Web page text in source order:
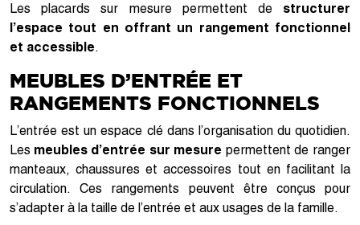
Les placards sur mesure permettent de structurer
l’espace tout en offrant un rangement fonctionnel
et accessible.
MEUBLES D’ENTRÉE ET
RANGEMENTS FONCTIONNELS
L’entrée est un espace clé dans l’organisation du quotidien.
Les meubles d’entrée sur mesure permettent de ranger
manteaux, chaussures et accessoires tout en facilitant la
circulation. Ces rangements peuvent être conçus pour
s’adapter à la taille de l’entrée et aux usages de la famille.